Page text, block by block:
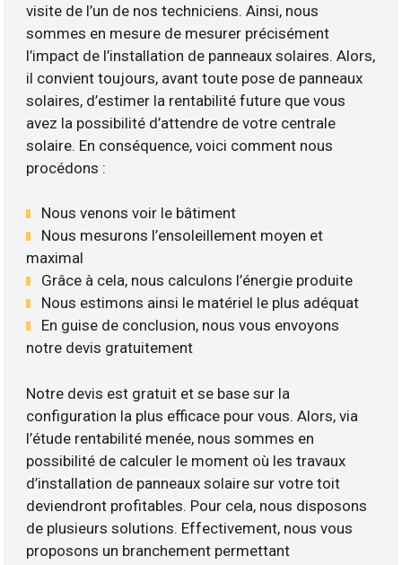
visite de l’un de nos techniciens. Ainsi, nous
sommes en mesure de mesurer précisément
l’impact de l’installation de panneaux solaires. Alors,
il convient toujours, avant toute pose de panneaux
solaires, d’estimer la rentabilité future que vous
avez la possibilité d’attendre de votre centrale
solaire. En conséquence, voici comment nous
procédons :
Nous venons voir le bâtiment
Nous mesurons l’ensoleillement moyen et
maximal
Grâce à cela, nous calculons l’énergie produite
Nous estimons ainsi le matériel le plus adéquat
En guise de conclusion, nous vous envoyons
notre devis gratuitement
Notre devis est gratuit et se base sur la
configuration la plus efficace pour vous. Alors, via
l’étude rentabilité menée, nous sommes en
possibilité de calculer le moment où les travaux
d’installation de panneaux solaire sur votre toit
deviendront profitables. Pour cela, nous disposons
de plusieurs solutions. Effectivement, nous vous
proposons un branchement permettant